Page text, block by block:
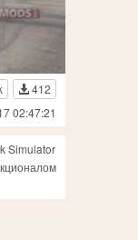
412
02:47:21
Simulator